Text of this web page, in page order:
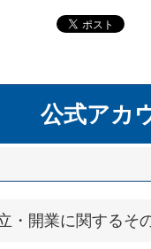
公式アカ
・開業に関するそ